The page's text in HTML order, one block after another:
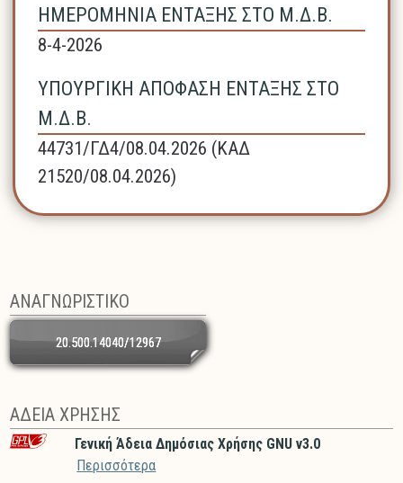
ΗΜΕΡΟΜΗΝΙΑ ΕΝΤΑΞΗΣ ΣΤΟ Μ.Δ.Β.
8-4-2026
ΥΠΟΥΡΓΙΚΗ ΑΠΟΦΑΣΗ ΕΝΤΑΞΗΣ ΣΤΟ
Μ.Δ.Β.
44731/ΓΔ4/08.04.2026 (ΚΑΔ
21520/08.04.2026)
ΑΝΑΓΝΩΡΙΣΤΙΚΟ
20.500.14040/12967
ΑΔΕΙΑ ΧΡΗΣΗΣ
Γενική Άδεια Δημόσιας Χρήσης GNU v3.0
Περισσότερα